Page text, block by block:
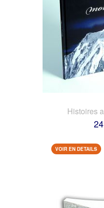
Histoires
VOIR EN DETAILS